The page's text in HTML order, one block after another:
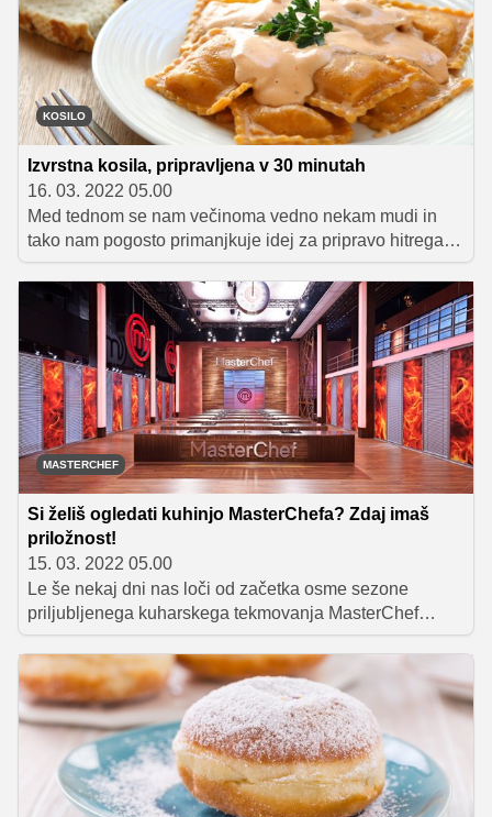
KOSILO
Izvrstna kosila, pripravljena v 30 minutah
16. 03. 2022 05.00
Med tednom se nam večinoma vedno nekam mudi in
tako nam pogosto primanjkuje idej za pripravo hitrega,
okusnega ter hranljivega kosila. Ponujamo vam nekaj
predlogov za obroke, katerih priprava vam ne bo vzela
več kot pol ure časa. Naj vam namignemo: dišalo bo po
MASTERCHEF
Si želiš ogledati kuhinjo MasterChefa? Zdaj imaš
priložnost!
15. 03. 2022 05.00
Le še nekaj dni nas loči od začetka osme sezone
priljubljenega kuharskega tekmovanja MasterChef
Slovenija, ki na POP TV prihaja v četrtek ob 21.00, dva
srečna gledalca pa bosta čar tekmovanja izkusila
povsem od blizu. Si želiš tudi sam vstopiti v kuhinjo, a
vendarle nisi pripravljen na tekmovanje? Zdaj je tvoja
priložnost.